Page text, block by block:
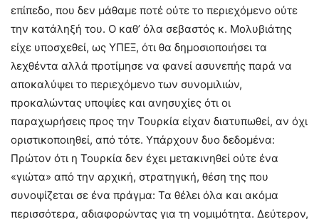
επίπεδο, που δεν μάθαμε ποτέ ούτε το περιεχόμενο ούτε
την κατάληξή του. Ο καθ’ όλα σεβαστός κ. Μολυβιάτης
είχε υποσχεθεί, ως ΥΠΕΞ, ότι θα δημοσιοποιήσει τα
λεχθέντα αλλά προτίμησε να φανεί ασυνεπής παρά να
αποκαλύψει το περιεχόμενο των συνομιλιών,
προκαλώντας υποψίες και ανησυχίες ότι οι
παραχωρήσεις προς την Τουρκία είχαν διατυπωθεί, αν όχι
οριστικοποιηθεί, από τότε. Υπάρχουν δυο δεδομένα:
Πρώτον ότι η Τουρκία δεν έχει μετακινηθεί ούτε ένα
«γιώτα» από την αρχική, στρατηγική, θέση της που
συνοψίζεται σε ένα πράγμα: Τα θέλει όλα και ακόμα
περισσότερα, αδιαφορώντας για τη νομιμότητα. Δεύτερον,